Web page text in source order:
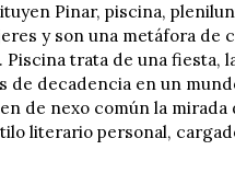
Pinar, piscina,
y son una metáfora de
trata de una fiesta,
decadencia en un
de nexo común la mirada
literario personal,